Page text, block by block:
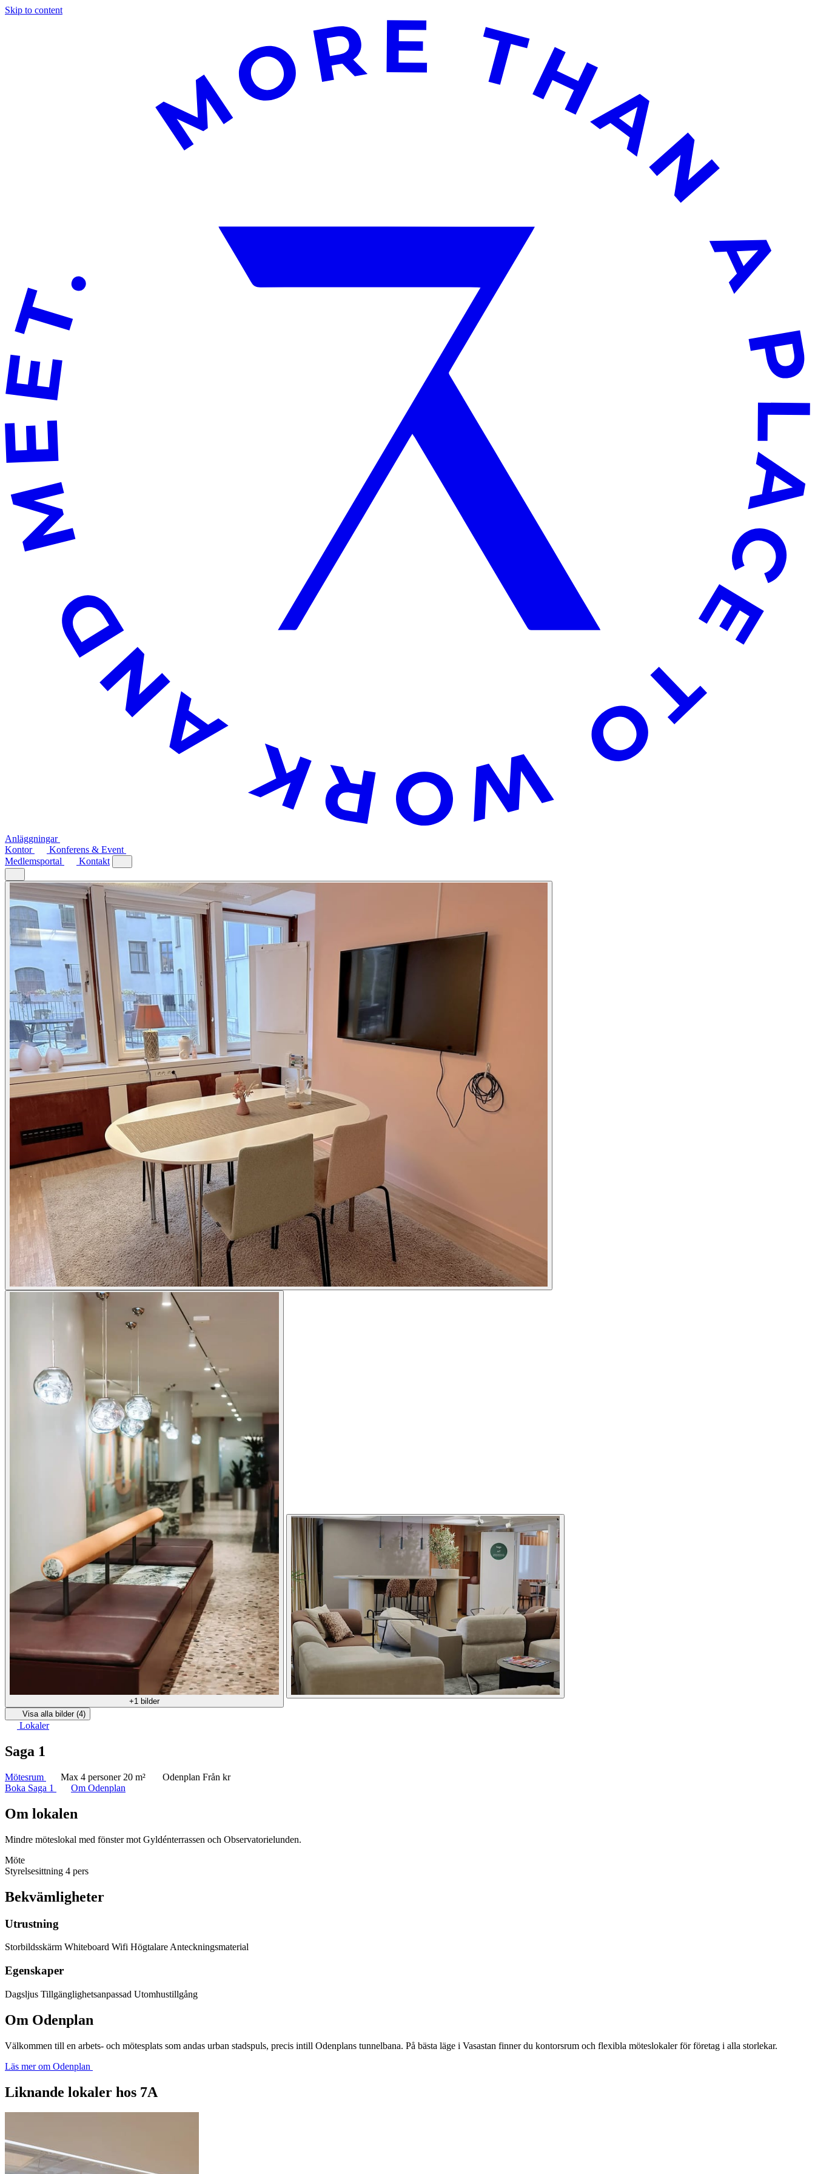
Skip to content
Anläggningar
Kontor
Konferens & Event
Medlemsportal
Kontakt
+1 bilder
Visa alla bilder (4)
Lokaler
Saga 1
Mötesrum Max 4 personer 20 m² Odenplan Från kr
Boka Saga 1
Om Odenplan
Om lokalen
Mindre möteslokal med fönster mot Gyldénterrassen och Observatorielunden.
Möte
Styrelsesittning 4 pers
Bekvämligheter
Utrustning
Storbildsskärm Whiteboard Wifi Högtalare Anteckningsmaterial
Egenskaper
Dagsljus Tillgänglighetsanpassad Utomhustillgång
Om Odenplan
Välkommen till en arbets- och mötesplats som andas urban stadspuls, precis intill Odenplans tunnelbana. På bästa läge i Vasastan finner du kontorsrum och flexibla möteslokaler för företag i alla storlekar.
Läs mer om Odenplan
Liknande lokaler hos 7A